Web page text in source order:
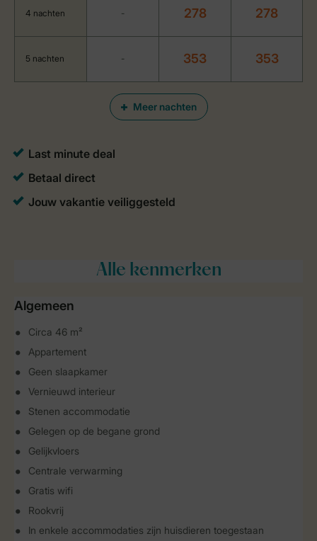
Meer nachten
4 nachten - 278 278
5 nachten - 353 353
Alle kenmerken
Algemeen
Circa 46 m²
Appartement
Geen slaapkamer
Vernieuwd interieur
Stenen accommodatie
Gelegen op de begane grond
Gelijkvloers
Centrale verwarming
Gratis wifi
Rookvrij
In enkele accommodaties zijn huisdieren toegestaan